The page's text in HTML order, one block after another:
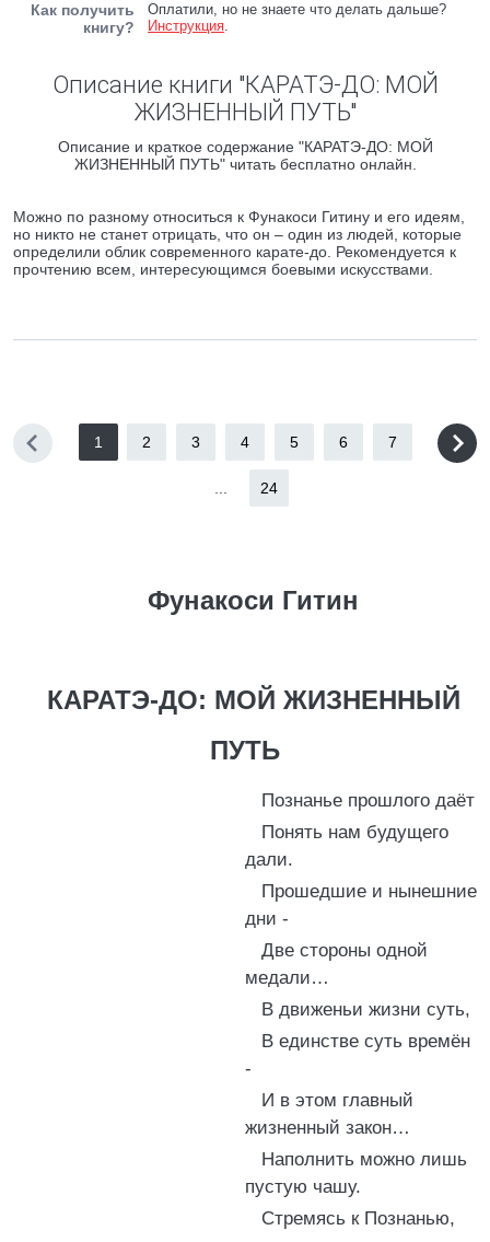
Как получить
книгу?
Оплатили, но не знаете что делать дальше?
Инструкция.
Описание книги "КАРАТЭ-ДО: МОЙ
ЖИЗНЕННЫЙ ПУТЬ"
Описание и краткое содержание "КАРАТЭ-ДО: МОЙ
ЖИЗНЕННЫЙ ПУТЬ" читать бесплатно онлайн.
Можно по разному относиться к Фунакоси Гитину и его идеям,
но никто не станет отрицать, что он – один из людей, которые
определили облик современного карате-до. Рекомендуется к
прочтению всем, интересующимся боевыми искусствами.
1 2 3 4 5 6 7
24
Фунакоси Гитин
КАРАТЭ-ДО: МОЙ ЖИЗНЕННЫЙ
ПУТЬ
Познанье прошлого даёт
Понять нам будущего
дали.
Прошедшие и нынешние
дни -
Две стороны одной
медали…
В движеньи жизни суть,
В единстве суть времён
-
И в этом главный
жизненный закон…
Наполнить можно лишь
пустую чашу.
Стремясь к Познанью,